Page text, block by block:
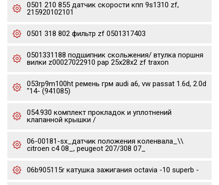
0501 210 855 датчик скорости кпп 9s1310 zf,
215920102101
0501 318 802 фильтр zf 0501317403
0501331188 подшипник скольжения/ втулка поршня
вилки z00027022910 pap 25x28x2 zf traxon
053rp9m100ht ремень грм audi a6, vw passat 1.6d, 2.0d
"14- (941085)
054.930 комплект прокладок и уплотнений
клапанной крышки /
06-00181-sx_датчик положения коленвала_\\
citroen c4 08_, peugeot 207/308 07_
06b905115r катушка зажигания octavia -10 superb -